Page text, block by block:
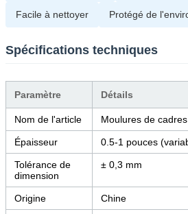
Facile à nettoyer Protégé de
Spécifications techniques
Paramètre Détails
Nom de l'article Moulures de
Épaisseur 0.5-1 pouces
Tolérance de
dimension
± 0,3 mm
Origine Chine